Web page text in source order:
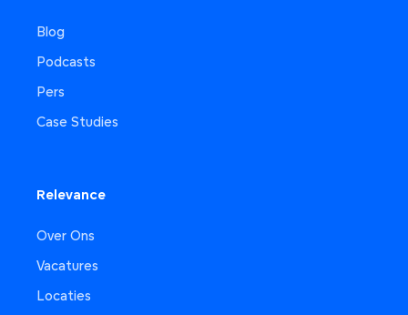
Blog
Podcasts
Pers
Case Studies
Relevance
Over Ons
Vacatures
Locaties